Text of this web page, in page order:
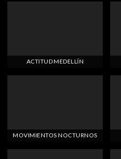
ACTITUD MEDELLÍN
MOVIMIENTOS NOCTURNOS